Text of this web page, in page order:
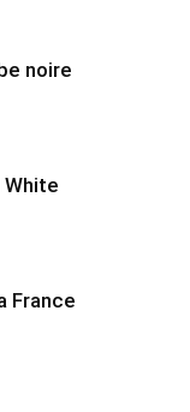
noire
White
France